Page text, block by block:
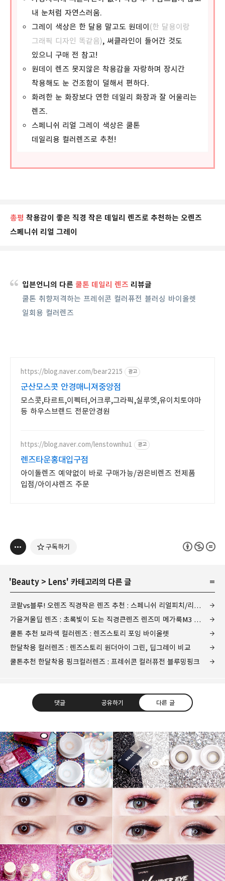
내 눈처럼 자연스러움.
그레이 색상은 한 달용 말고도 원데이(한 달용이랑
그래픽 디자인 똑같음), 써클라인이 들어간 것도
있으니 구매 전 참고!
원데이 렌즈 못지않은 착용감을 자랑하며 장시간
착용해도 눈 건조함이 덜해서 편하다.
화려한 눈 화장보다 연한 데일리 화장과 잘 어울리는
렌즈.
스페니쉬 리얼 그레이 색상은 쿨톤
데일리용 컬러렌즈로 추천!
총평 착용감이 좋은 직경 작은 데일리 렌즈로 추천하는 오렌즈
스페니쉬 리얼 그레이
입븐언니의 다른 쿨톤 데일리 렌즈 리뷰글
쿨톤 취향저격하는 프레쉬콘 컬러퓨전 블러싱 바이올렛
일회용 컬러렌즈
https://blog.naver.com/bear2215 광고
군산모스콧 안경매니져중앙점
모스콧,타르트,이펙터,어크루,그라픽,실루엣,유이치토야마
등 하우스브랜드 전문안경원
https://blog.naver.com/lenstownhu1 광고
렌즈타운홍대입구점
아이돌렌즈 예약없이 바로 구매가능/권은비렌즈 전제품
입점/아이샤렌즈 주문
구독하기
'Beauty > Lens' 카테고리의 다른 글
코랄vs블루! 오렌즈 직경작은 렌즈 추천 : 스페니쉬 리얼피치/리얼스카이
가을겨울딥 렌즈 : 초록빛이 도는 직경큰렌즈 렌즈미 메가룩M3 그레이
쿨톤 추천 보라색 컬러렌즈 : 렌즈스토리 포잉 바이올렛
한달착용 컬러렌즈 : 렌즈스토리 원더아이 그린, 딥그레이 비교
쿨톤추천 한달착용 핑크컬러렌즈 : 프레쉬콘 컬러퓨전 블루밍핑크
댓글 공유하기 다른 글
그녀는 예뻤다
몸도 마음도 모두 예뻐지기 위한 그녀의 영혼을 갈아만든
블로그
구독하기
구독하기 카카오톡 라인 트위터
카카오스토리 밴드 네이버 블로그